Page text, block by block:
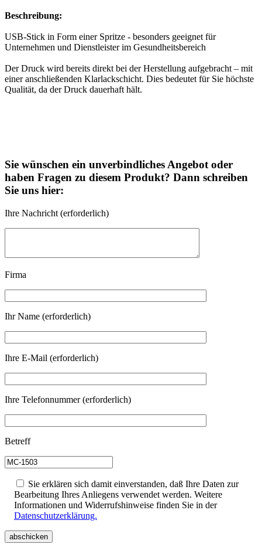
Beschreibung:
USB-Stick in Form einer Spritze - besonders geeignet für
Unternehmen und Dienstleister im Gesundheitsbereich
Der Druck wird bereits direkt bei der Herstellung aufgebracht – mit
einer anschließenden Klarlackschicht. Dies bedeutet für Sie höchste
Qualität, da der Druck dauerhaft hält.
Sie wünschen ein unverbindliches Angebot oder
haben Fragen zu diesem Produkt? Dann schreiben
Sie uns hier:
Ihre Nachricht (erforderlich)
Firma
Ihr Name (erforderlich)
Ihre E-Mail (erforderlich)
Ihre Telefonnummer (erforderlich)
Betreff
Sie erklären sich damit einverstanden, daß Ihre Daten zur
Bearbeitung Ihres Anliegens verwendet werden. Weitere
Informationen und Widerrufshinweise finden Sie in der
Datenschutzerklärung.